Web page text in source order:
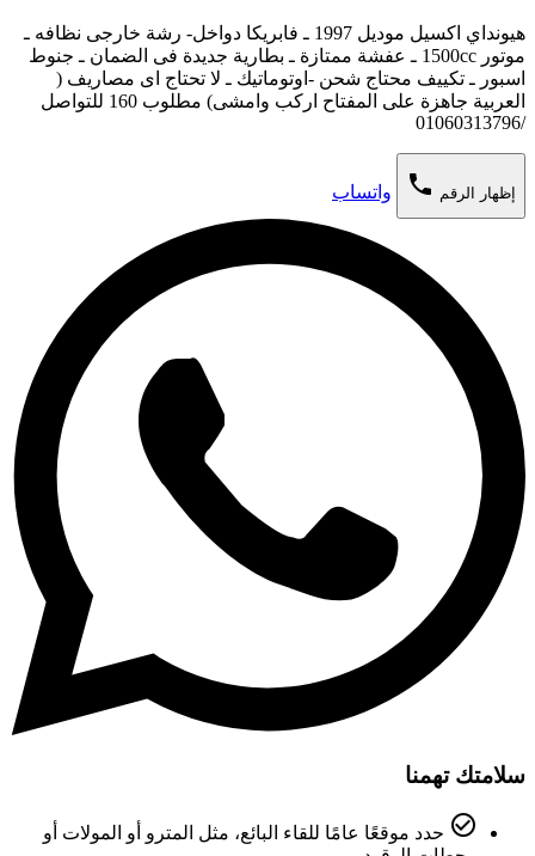
هيونداي اكسيل موديل 1997 ـ فابريكا دواخل- رشة خارجى نظافه ـ
موتور 1500cc ـ عفشة ممتازة ـ بطارية جديدة فى الضمان ـ جنوط
اسبور ـ تكييف محتاج شحن -اوتوماتيك ـ لا تحتاج اى مصاريف (
العربية جاهزة على المفتاح اركب وامشى) مطلوب 160 للتواصل
/01060313796
إظهار الرقم phone واتساب
سلامتك تهمنا
check_circle_outline حدد موقعًا عامًا للقاء البائع، مثل المترو أو المولات أو